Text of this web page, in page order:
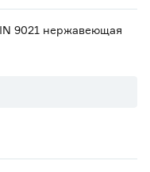
9021 нержавеющая